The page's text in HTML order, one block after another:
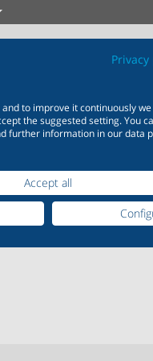
Régulation
Plus d'information
pour
Des systèmes
200 000
chimie –
Votre
to improve it continuously we
the suggested setting. You
further information in our data
Accept all